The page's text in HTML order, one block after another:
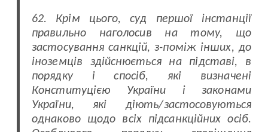
62. Крім цього, суд першої інстанції
правильно наголосив на тому, що
застосування санкцій, з-поміж інших, до
іноземців здійснюється на підставі, в
порядку і спосіб, які визначені
Конституцією України і законами
України, які діють/застосовуються
однаково щодо всіх підсанкційних осіб.